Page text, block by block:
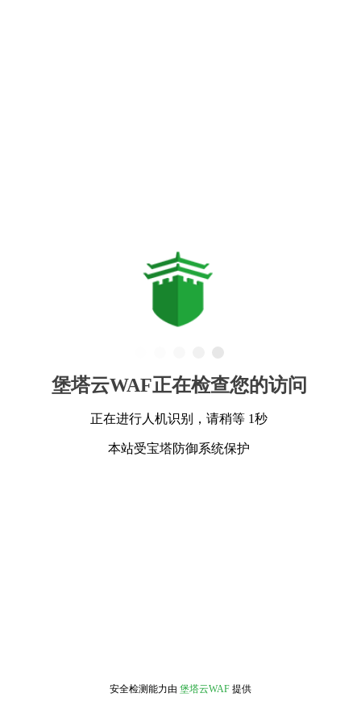
堡塔云WAF正在检查您的访问
正在进行人机识别，请稍等 1秒
本站受宝塔防御系统保护
安全检测能力由 堡塔云WAF 提供